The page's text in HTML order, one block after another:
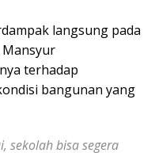
langsung pada
terhadap
bangunan yang
sekolah bisa segera